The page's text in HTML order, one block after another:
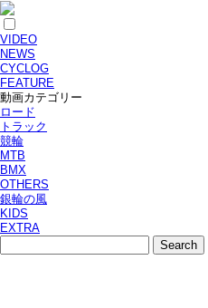
VIDEO
NEWS
CYCLOG
FEATURE
動画カテゴリー
ロード
トラック
競輪
MTB
BMX
OTHERS
銀輪の風
KIDS
EXTRA